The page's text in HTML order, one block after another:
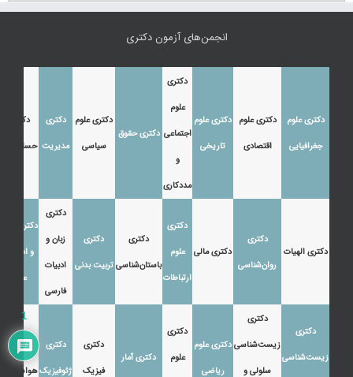
انجمن‌های آزمون دکتری
دکتری علوم
جغرافیایی
دکتری علوم
اقتصادی
دکتری علوم
تاریخی
دکتری
علوم
اجتماعی
و
مددکاری
دکتری حقوق
دکتری علوم
سیاسی
دکتری
مدیریت
دکتری
حسابداری
دکتری الهیات
دکتری
روان‌شناسی
دکتری مالی
دکتری
علوم
ارتباطات
دکتری
باستان‌شناسی
دکتری
تربیت بدنی
دکتری
زبان و
ادبیات
فارسی
دکتری زبان
و ادبیات
عرب
دکتری
زیست‌شناسی
دکتری
زیست‌شناسی
سلولی و
دکتری علوم
ریاضی
دکتری
علوم
دکتری آمار
دکتری
فیزیک
دکتری
ژئوفیزیک
دکتری
هواشناسی
1